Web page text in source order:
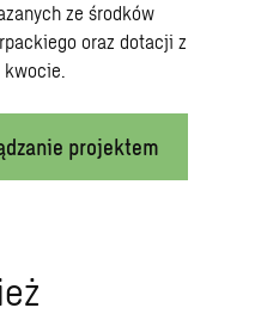
ze środków
oraz dotacji z
projektem